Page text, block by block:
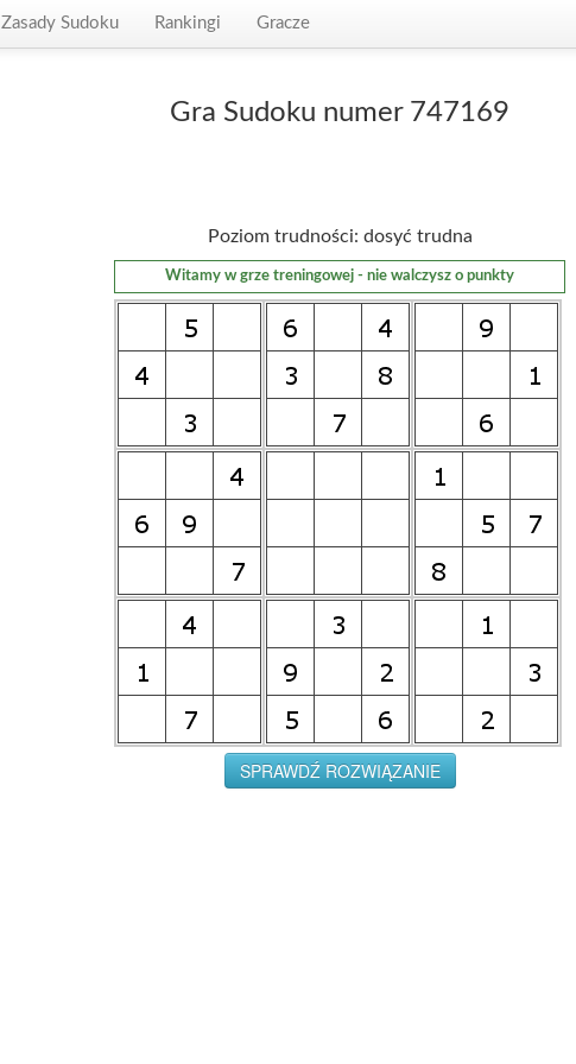
Zasady Sudoku Rankingi Gracze
Gra Sudoku numer 747169
Poziom trudności: dosyć trudna
Witamy w grze treningowej - nie walczysz o punkty